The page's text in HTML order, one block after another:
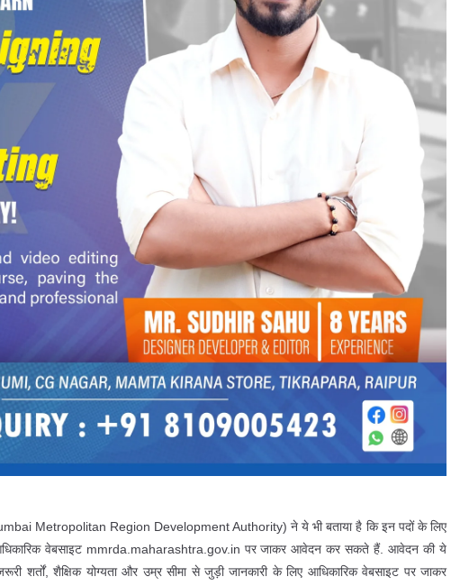
Metropolitan Region Development Authority) ने ये भी बताया है कि इन पदों के लिए
आधिकारिक वेबसाइट mmrda.maharashtra.gov.in पर जाकर आवेदन कर सकते हैं. आवेदन की ये
शर्तों, शैक्षिक योग्यता और उम्र सीमा से जुड़ी जानकारी के लिए आधिकारिक वेबसाइट पर जाकर